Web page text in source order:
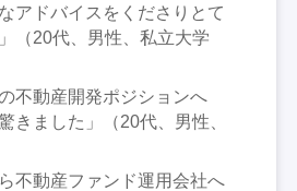
アドバイスをくださりとて
（20代、男性、私立大学
不動産開発ポジションへ
きました」（20代、男性、
不動産ファンド運用会社へ